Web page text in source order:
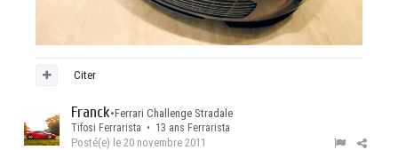
Citer
Franck•Ferrari Challenge Stradale
Tifosi Ferrarista • 13 ans Ferrarista
Posté(e) le 20 novembre 2011